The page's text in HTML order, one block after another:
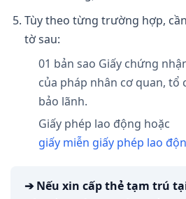
Tùy theo từng trường hợp,
tờ sau:
01 bản sao Giấy chứng
của pháp nhân cơ quan, tổ
bảo lãnh.
Giấy phép lao động hoặc
giấy miễn giấy phép lao
➔ Nếu xin cấp thẻ tạm trú